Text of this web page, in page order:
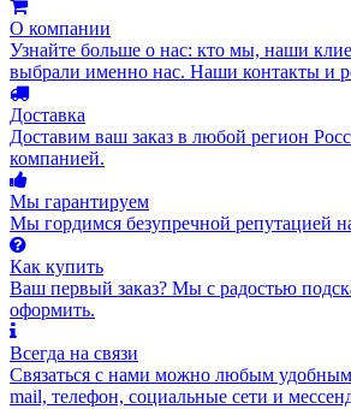
О компании
Узнайте больше о нас: кто мы, наши
выбрали именно нас. Наши контакты и
Доставка
Доставим ваш заказ в любой регион
компанией.
Мы гарантируем
Мы гордимся безупречной репутацией
Как купить
Ваш первый заказ? Мы с радостью
оформить.
Всегда на связи
Связаться с нами можно любым удобным
mail, телефон, социальные сети и